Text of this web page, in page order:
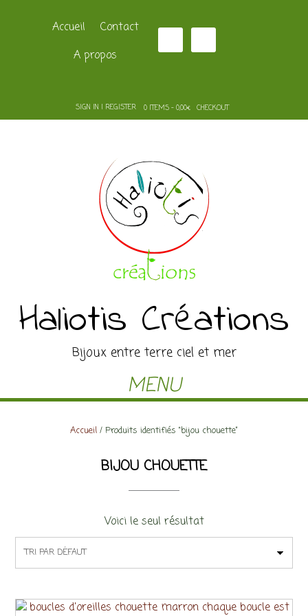
Accueil
Contact
A propos
SIGN IN | REGISTER 0 ITEMS - 0,00€ CHECKOUT
Haliotis Créations
Bijoux entre terre ciel et mer
MENU
Accueil / Produits identifiés “bijou chouette”
BIJOU CHOUETTE
Voici le seul résultat